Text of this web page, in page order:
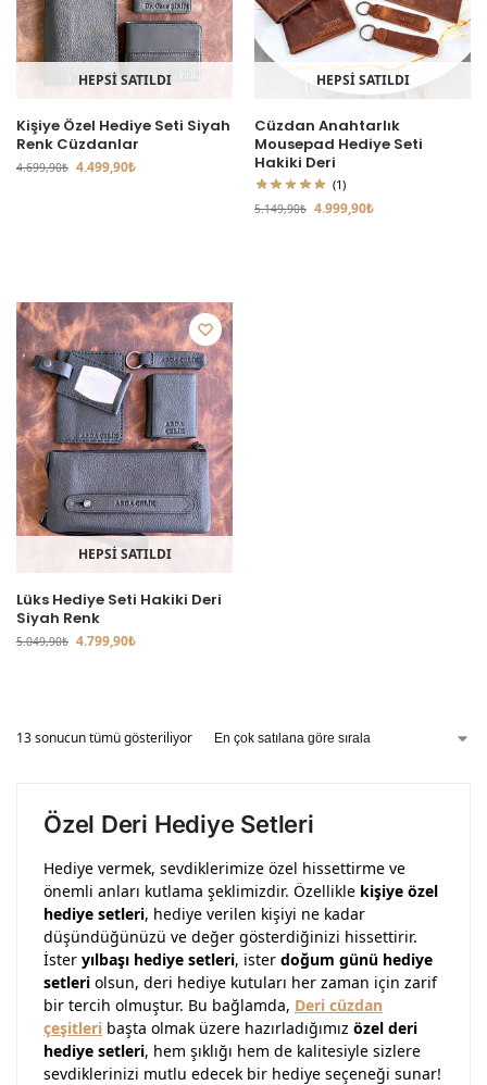
HEPSİ SATILDI
Kişiye Özel Hediye Seti Siyah
Renk Cüzdanlar
4.699,90₺ 4.499,90₺
HEPSİ SATILDI
Cüzdan Anahtarlık
Mousepad Hediye Seti
Hakiki Deri
(1)
5.149,90₺ 4.999,90₺
HEPSİ SATILDI
Lüks Hediye Seti Hakiki Deri
Siyah Renk
5.049,90₺ 4.799,90₺
13 sonucun tümü gösteriliyor
Özel Deri Hediye Setleri
Hediye vermek, sevdiklerimize özel hissettirme ve
önemli anları kutlama şeklimizdir. Özellikle kişiye özel
hediye setleri, hediye verilen kişiyi ne kadar
düşündüğünüzü ve değer gösterdiğinizi hissettirir.
İster yılbaşı hediye setleri, ister doğum günü hediye
setleri olsun, deri hediye kutuları her zaman için zarif
bir tercih olmuştur. Bu bağlamda, Deri cüzdan
çeşitleri başta olmak üzere hazırladığımız özel deri
hediye setleri, hem şıklığı hem de kalitesiyle sizlere
sevdiklerinizi mutlu edecek bir hediye seçeneği sunar!